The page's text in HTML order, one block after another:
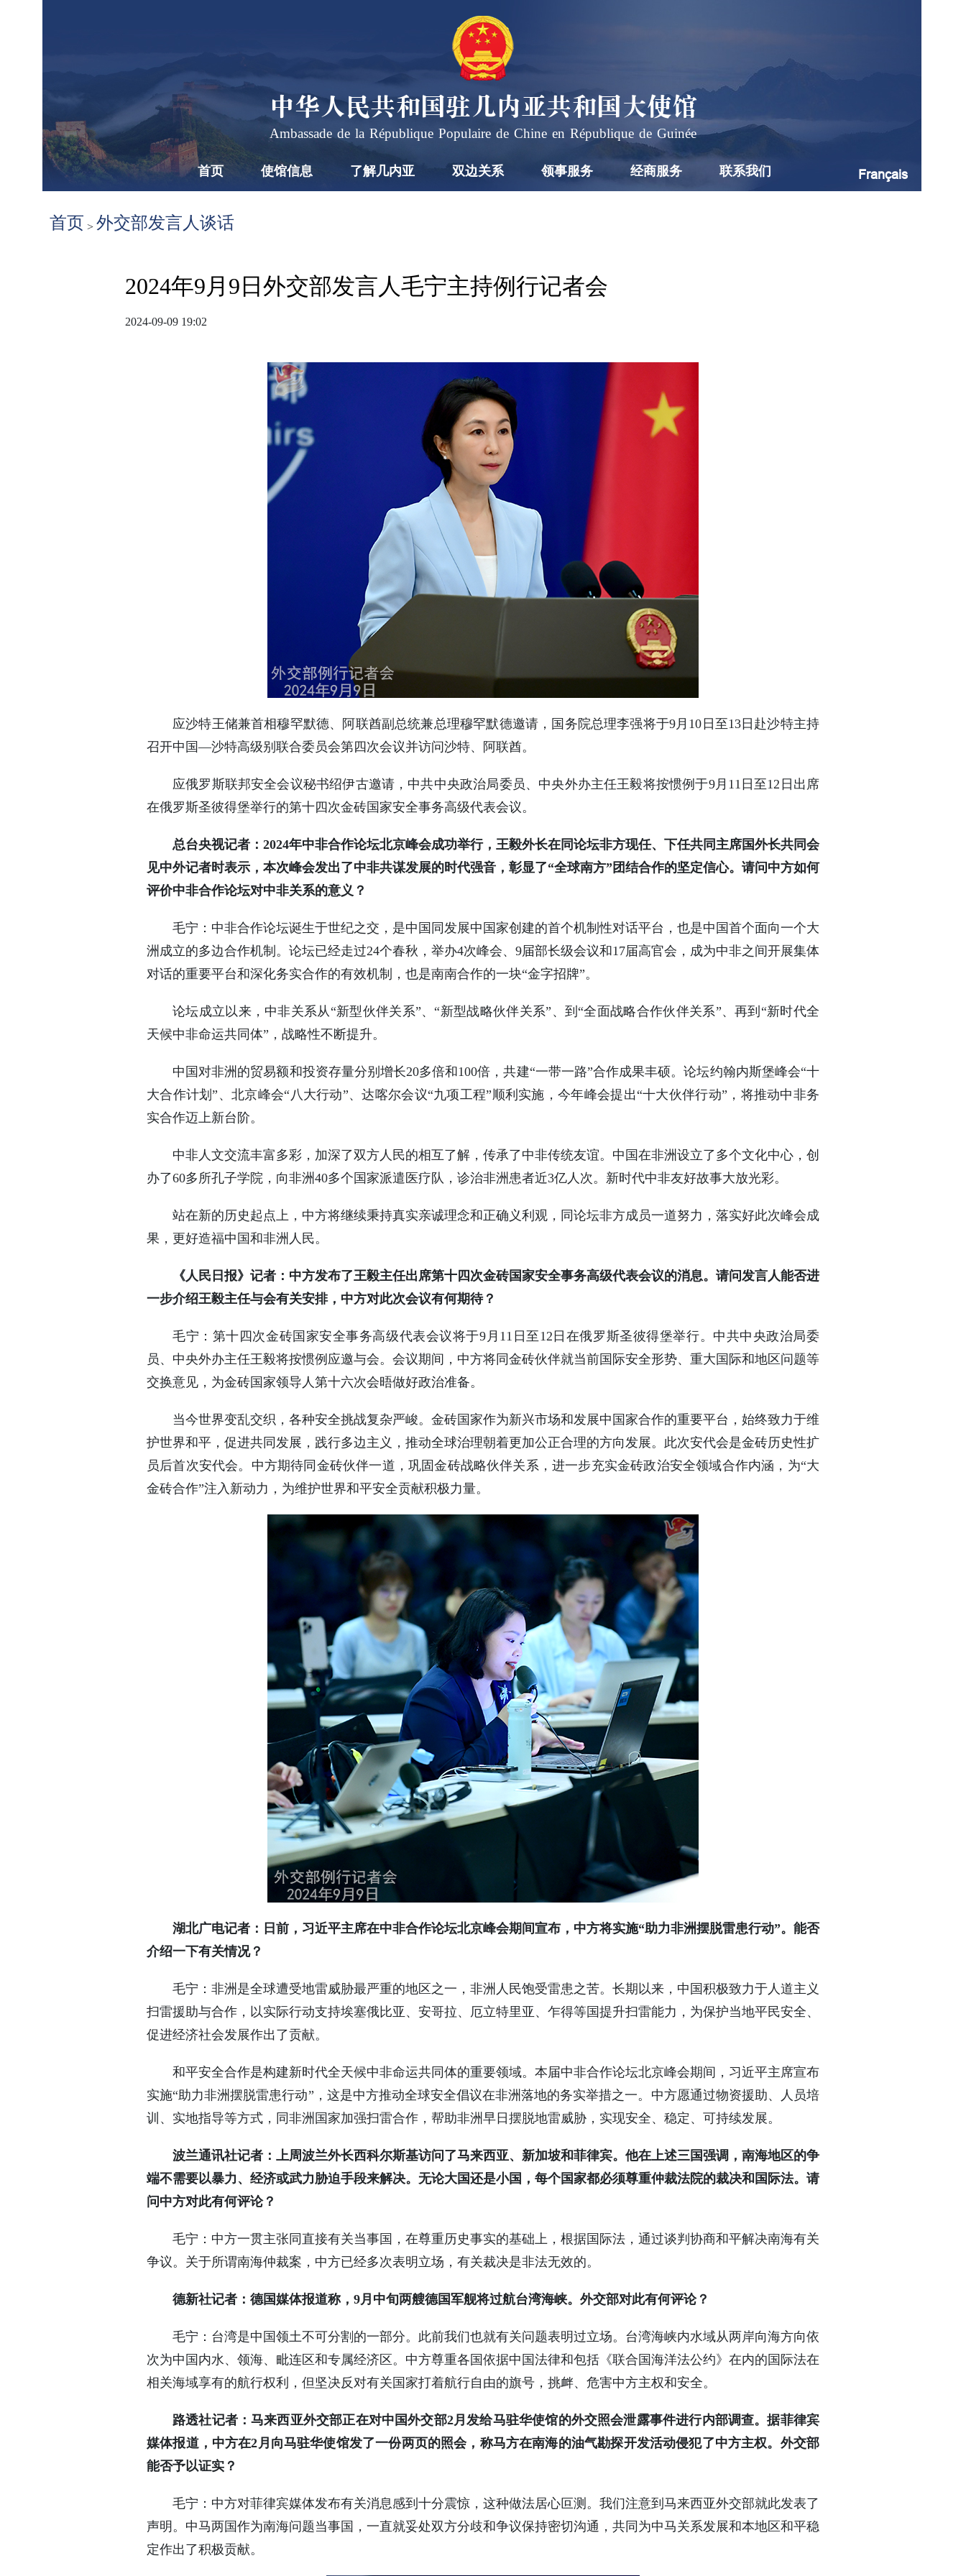
中华人民共和国驻几内亚共和国大使馆
Ambassade de la République Populaire de Chine en République de Guinée
首页 使馆信息 了解几内亚 双边关系 领事服务 经商服务 联系我们 Français
首页 > 外交部发言人谈话
2024年9月9日外交部发言人毛宁主持例行记者会
2024-09-09 19:02
应沙特王储兼首相穆罕默德、阿联酋副总统兼总理穆罕默德邀请，国务院总理李强将于9月10日至13日赴沙特主持
召开中国—沙特高级别联合委员会第四次会议并访问沙特、阿联酋。
应俄罗斯联邦安全会议秘书绍伊古邀请，中共中央政治局委员、中央外办主任王毅将按惯例于9月11日至12日出席
在俄罗斯圣彼得堡举行的第十四次金砖国家安全事务高级代表会议。
总台央视记者：2024年中非合作论坛北京峰会成功举行，王毅外长在同论坛非方现任、下任共同主席国外长共同会
见中外记者时表示，本次峰会发出了中非共谋发展的时代强音，彰显了“全球南方”团结合作的坚定信心。请问中方如何
评价中非合作论坛对中非关系的意义？
毛宁：中非合作论坛诞生于世纪之交，是中国同发展中国家创建的首个机制性对话平台，也是中国首个面向一个大
洲成立的多边合作机制。论坛已经走过24个春秋，举办4次峰会、9届部长级会议和17届高官会，成为中非之间开展集体
对话的重要平台和深化务实合作的有效机制，也是南南合作的一块“金字招牌”。
论坛成立以来，中非关系从“新型伙伴关系”、“新型战略伙伴关系”、到“全面战略合作伙伴关系”、再到“新时代全
天候中非命运共同体”，战略性不断提升。
中国对非洲的贸易额和投资存量分别增长20多倍和100倍，共建“一带一路”合作成果丰硕。论坛约翰内斯堡峰会“十
大合作计划”、北京峰会“八大行动”、达喀尔会议“九项工程”顺利实施，今年峰会提出“十大伙伴行动”，将推动中非务
实合作迈上新台阶。
中非人文交流丰富多彩，加深了双方人民的相互了解，传承了中非传统友谊。中国在非洲设立了多个文化中心，创
办了60多所孔子学院，向非洲40多个国家派遣医疗队，诊治非洲患者近3亿人次。新时代中非友好故事大放光彩。
站在新的历史起点上，中方将继续秉持真实亲诚理念和正确义利观，同论坛非方成员一道努力，落实好此次峰会成
果，更好造福中国和非洲人民。
《人民日报》记者：中方发布了王毅主任出席第十四次金砖国家安全事务高级代表会议的消息。请问发言人能否进
一步介绍王毅主任与会有关安排，中方对此次会议有何期待？
毛宁：第十四次金砖国家安全事务高级代表会议将于9月11日至12日在俄罗斯圣彼得堡举行。中共中央政治局委
员、中央外办主任王毅将按惯例应邀与会。会议期间，中方将同金砖伙伴就当前国际安全形势、重大国际和地区问题等
交换意见，为金砖国家领导人第十六次会晤做好政治准备。
当今世界变乱交织，各种安全挑战复杂严峻。金砖国家作为新兴市场和发展中国家合作的重要平台，始终致力于维
护世界和平，促进共同发展，践行多边主义，推动全球治理朝着更加公正合理的方向发展。此次安代会是金砖历史性扩
员后首次安代会。中方期待同金砖伙伴一道，巩固金砖战略伙伴关系，进一步充实金砖政治安全领域合作内涵，为“大
金砖合作”注入新动力，为维护世界和平安全贡献积极力量。
湖北广电记者：日前，习近平主席在中非合作论坛北京峰会期间宣布，中方将实施“助力非洲摆脱雷患行动”。能否
介绍一下有关情况？
毛宁：非洲是全球遭受地雷威胁最严重的地区之一，非洲人民饱受雷患之苦。长期以来，中国积极致力于人道主义
扫雷援助与合作，以实际行动支持埃塞俄比亚、安哥拉、厄立特里亚、乍得等国提升扫雷能力，为保护当地平民安全、
促进经济社会发展作出了贡献。
和平安全合作是构建新时代全天候中非命运共同体的重要领域。本届中非合作论坛北京峰会期间，习近平主席宣布
实施“助力非洲摆脱雷患行动”，这是中方推动全球安全倡议在非洲落地的务实举措之一。中方愿通过物资援助、人员培
训、实地指导等方式，同非洲国家加强扫雷合作，帮助非洲早日摆脱地雷威胁，实现安全、稳定、可持续发展。
波兰通讯社记者：上周波兰外长西科尔斯基访问了马来西亚、新加坡和菲律宾。他在上述三国强调，南海地区的争
端不需要以暴力、经济或武力胁迫手段来解决。无论大国还是小国，每个国家都必须尊重仲裁法院的裁决和国际法。请
问中方对此有何评论？
毛宁：中方一贯主张同直接有关当事国，在尊重历史事实的基础上，根据国际法，通过谈判协商和平解决南海有关
争议。关于所谓南海仲裁案，中方已经多次表明立场，有关裁决是非法无效的。
德新社记者：德国媒体报道称，9月中旬两艘德国军舰将过航台湾海峡。外交部对此有何评论？
毛宁：台湾是中国领土不可分割的一部分。此前我们也就有关问题表明过立场。台湾海峡内水域从两岸向海方向依
次为中国内水、领海、毗连区和专属经济区。中方尊重各国依据中国法律和包括《联合国海洋法公约》在内的国际法在
相关海域享有的航行权利，但坚决反对有关国家打着航行自由的旗号，挑衅、危害中方主权和安全。
路透社记者：马来西亚外交部正在对中国外交部2月发给马驻华使馆的外交照会泄露事件进行内部调查。据菲律宾
媒体报道，中方在2月向马驻华使馆发了一份两页的照会，称马方在南海的油气勘探开发活动侵犯了中方主权。外交部
能否予以证实？
毛宁：中方对菲律宾媒体发布有关消息感到十分震惊，这种做法居心叵测。我们注意到马来西亚外交部就此发表了
声明。中马两国作为南海问题当事国，一直就妥处双方分歧和争议保持密切沟通，共同为中马关系发展和本地区和平稳
定作出了积极贡献。